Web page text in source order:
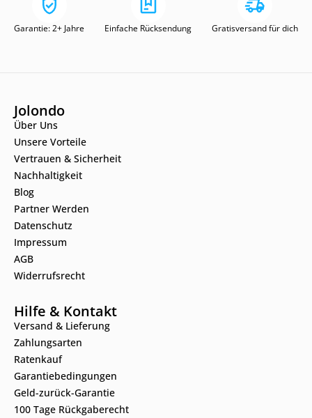
Garantie: 2+ Jahre Einfache Rücksendung Gratisversand für dich
Jolondo
Über Uns
Unsere Vorteile
Vertrauen & Sicherheit
Nachhaltigkeit
Blog
Partner Werden
Datenschutz
Impressum
AGB
Widerrufsrecht
Hilfe & Kontakt
Versand & Lieferung
Zahlungsarten
Ratenkauf
Garantiebedingungen
Geld-zurück-Garantie
100 Tage Rückgaberecht